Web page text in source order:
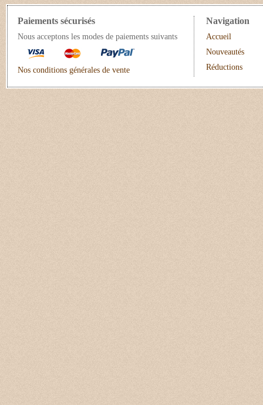
Paiements sécurisés
Nous acceptons les modes de paiements suivants
Nos conditions générales de vente
Navigation
Accueil
Nouveautés
Réductions